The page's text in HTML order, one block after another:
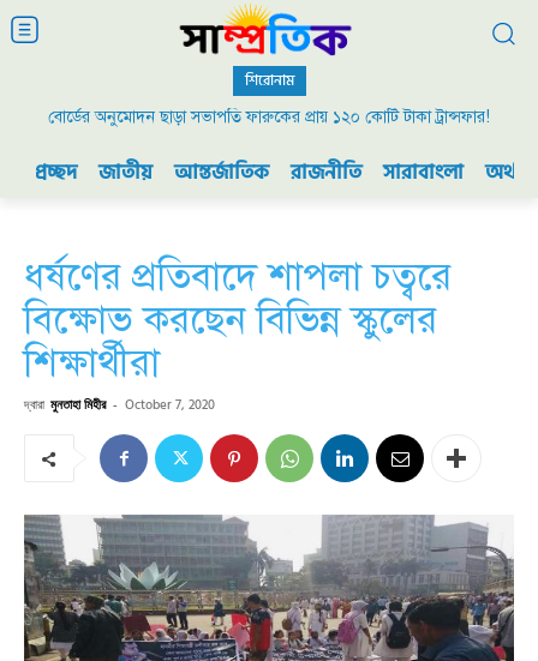
শিরোনাম
বোর্ডের অনুমোদন ছাড়া সভাপতি ফারুকের প্রায় ১২০ কোটি টাকা ট্রান্সফার!
প্রচ্ছদ জাতীয় আন্তর্জাতিক রাজনীতি সারাবাংলা
ধর্ষণের প্রতিবাদে শাপলা চত্বরে
বিক্ষোভ করছেন বিভিন্ন স্কুলের
শিক্ষার্থীরা
দ্বারা মুনতাহা মিহীর - October 7, 2020